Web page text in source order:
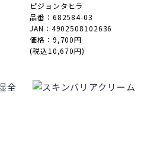
ピジョンタヒラ
品番：682584-03
JAN：4902508102636
価格：9,700円
(税込10,670円)